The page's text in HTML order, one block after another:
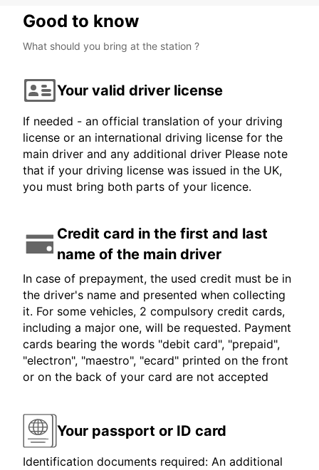
Good to know
What should you bring at the station ?
Your valid driver license
If needed - an official translation of your driving
license or an international driving license for the
main driver and any additional driver Please note
that if your driving license was issued in the UK,
you must bring both parts of your licence.
Credit card in the first and last
name of the main driver
In case of prepayment, the used credit must be in
the driver's name and presented when collecting
it. For some vehicles, 2 compulsory credit cards,
including a major one, will be requested. Payment
cards bearing the words "debit card", "prepaid",
"electron", "maestro", "ecard" printed on the front
or on the back of your card are not accepted
Your passport or ID card
Identification documents required: An additional